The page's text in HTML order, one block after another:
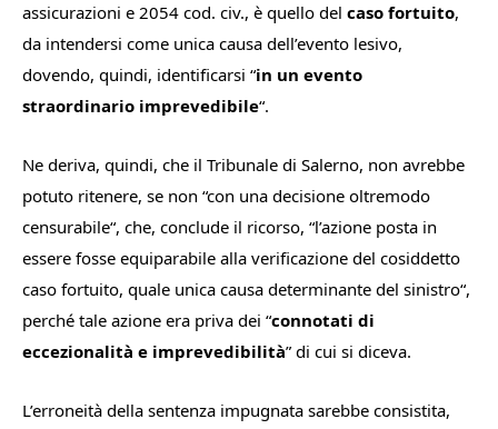
assicurazioni e 2054 cod. civ., è quello del caso fortuito,
da intendersi come unica causa dell’evento lesivo,
dovendo, quindi, identificarsi “in un evento
straordinario imprevedibile“.
Ne deriva, quindi, che il Tribunale di Salerno, non avrebbe
potuto ritenere, se non “con una decisione oltremodo
censurabile“, che, conclude il ricorso, “l’azione posta in
essere fosse equiparabile alla verificazione del cosiddetto
caso fortuito, quale unica causa determinante del sinistro“,
perché tale azione era priva dei “connotati di
eccezionalità e imprevedibilità” di cui si diceva.
L’erroneità della sentenza impugnata sarebbe consistita,